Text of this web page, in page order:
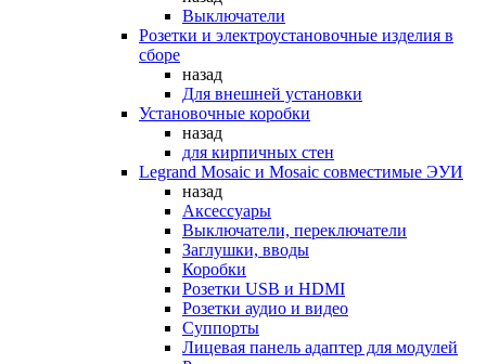
Выключатели
Розетки и электроустановочные изделия в
сборе
назад
Для внешней установки
Установочные коробки
назад
для кирпичных стен
Legrand Mosaic и Mosaic совместимые ЭУИ
назад
Аксессуары
Выключатели, переключатели
Заглушки, вводы
Коробки
Розетки USB и HDMI
Розетки аудио и видео
Суппорты
Лицевая панель адаптер для модулей